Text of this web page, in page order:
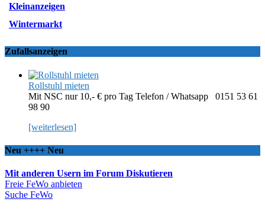
Kleinanzeigen
Wintermarkt
Zufallsanzeigen
Rollstuhl mieten
Mit NSC nur 10,- € pro Tag Telefon / Whatsapp 0151 53 61
98 90
[weiterlesen]
Neu ++++ Neu
Mit anderen Usern im Forum Diskutieren
Freie FeWo anbieten
Suche FeWo